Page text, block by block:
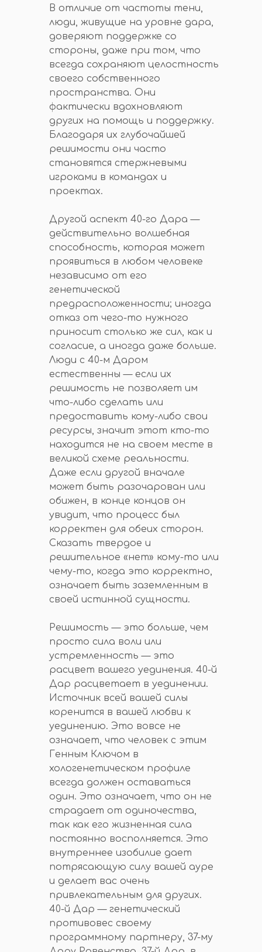
В отличие от частоты тени,
люди, живущие на уровне дара,
доверяют поддержке со
стороны, даже при том, что
всегда сохраняют целостность
своего собственного
пространства. Они
фактически вдохновляют
других на помощь и поддержку.
Благодаря их глубочайшей
решимости они часто
становятся стержневыми
игроками в командах и
проектах.
Другой аспект 40-го Дара —
действительно волшебная
способность, которая может
проявиться в любом человеке
независимо от его
генетической
предрасположенности; иногда
отказ от чего-то нужного
приносит столько же сил, как и
согласие, а иногда даже больше.
Люди с 40-м Даром
естественны — если их
решимость не позволяет им
что-либо сделать или
предоставить кому-либо свои
ресурсы, значит этот кто-то
находится не на своем месте в
великой схеме реальности.
Даже если другой вначале
может быть разочарован или
обижен, в конце концов он
увидит, что процесс был
корректен для обеих сторон.
Сказать твердое и
решительное «нет» кому-то или
чему-то, когда это корректно,
означает быть заземленным в
своей истинной сущности.
Решимость — это больше, чем
просто сила воли или
устремленность — это
расцвет вашего уединения. 40-й
Дар расцветает в уединении.
Источник всей вашей силы
коренится в вашей любви к
уединению. Это вовсе не
означает, что человек с этим
Генным Ключом в
хологенетическом профиле
всегда должен оставаться
один. Это означает, что он не
страдает от одиночества,
так как его жизненная сила
постоянно восполняется. Это
внутреннее изобилие дает
потрясающую силу вашей ауре
и делает вас очень
привлекательным для других.
40-й Дар — генетический
противовес своему
программному партнеру, 37-му